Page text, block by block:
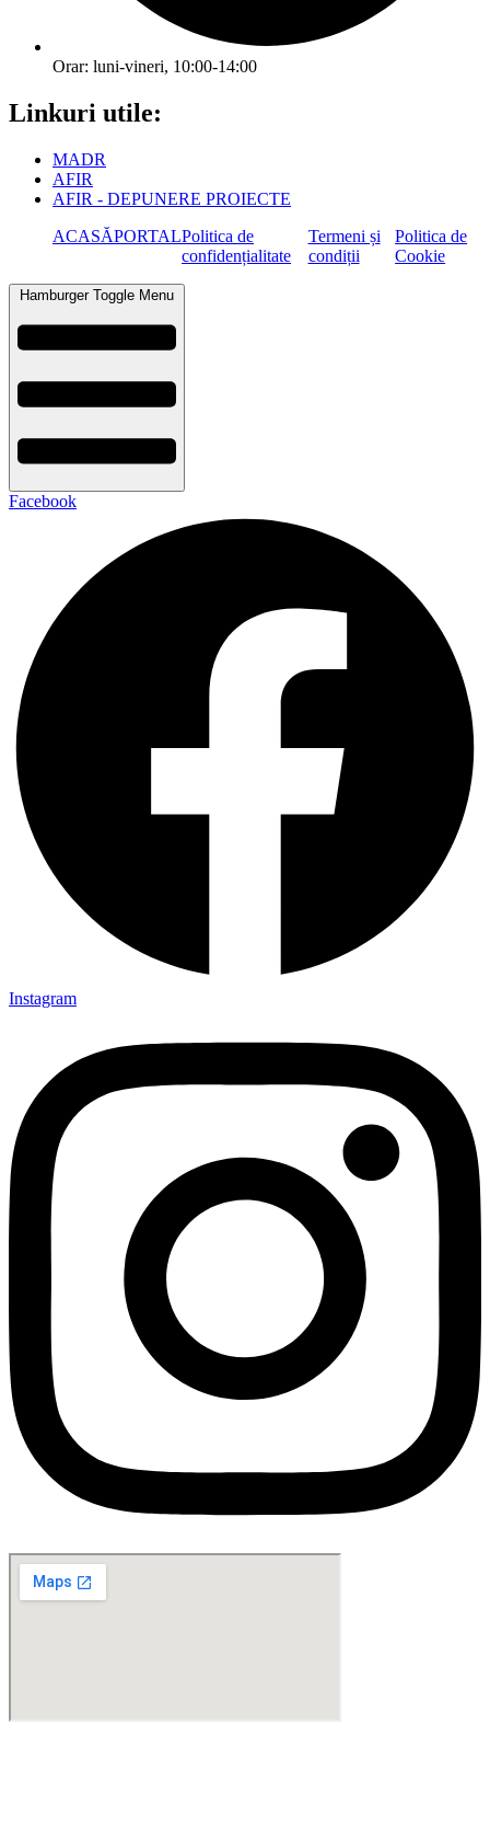
Orar: luni-vineri, 10:00-14:00
Linkuri utile:
MADR
AFIR
AFIR - DEPUNERE PROIECTE
ACASĂPORTALPolitica de
confidențialitate
Termeni și
condiții
Politica de
Cookie
Hamburger Toggle Menu
Facebook
Instagram